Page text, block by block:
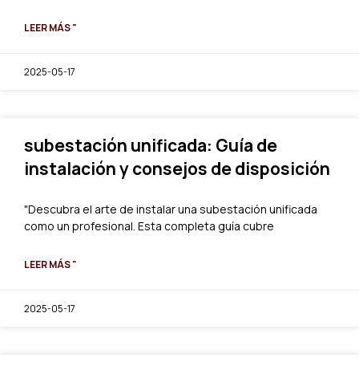
LEER MÁS "
2025-05-17
subestación unificada: Guía de
instalación y consejos de disposición
"Descubra el arte de instalar una subestación unificada
como un profesional. Esta completa guía cubre
LEER MÁS "
2025-05-17